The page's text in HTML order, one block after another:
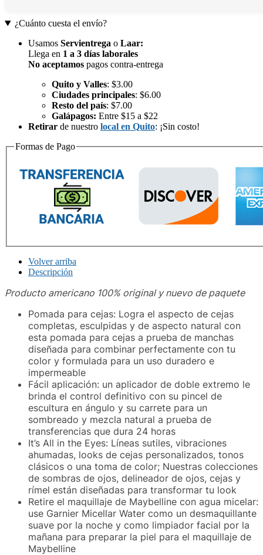
¿Cuánto cuesta el envío?
Usamos Servientrega o Laar:
Llega en 1 a 3 días laborales
No aceptamos pagos contra-entrega
Quito y Valles: $3.00
Ciudades principales: $6.00
Resto del país: $7.00
Galápagos: Entre $15 a $22
Retirar de nuestro local en Quito: ¡Sin costo!
Formas de Pago
Volver arriba
Descripción
Producto americano 100% original y nuevo de paquete
Pomada para cejas: Logra el aspecto de cejas
completas, esculpidas y de aspecto natural con
esta pomada para cejas a prueba de manchas
diseñada para combinar perfectamente con tu
color y formulada para un uso duradero e
impermeable
Fácil aplicación: un aplicador de doble extremo le
brinda el control definitivo con su pincel de
escultura en ángulo y su carrete para un
sombreado y mezcla natural a prueba de
transferencias que dura 24 horas
It’s All in the Eyes: Líneas sutiles, vibraciones
ahumadas, looks de cejas personalizados, tonos
clásicos o una toma de color; Nuestras colecciones
de sombras de ojos, delineador de ojos, cejas y
rímel están diseñadas para transformar tu look
Retire el maquillaje de Maybelline con agua micelar:
use Garnier Micellar Water como un desmaquillante
suave por la noche y como limpiador facial por la
mañana para preparar la piel para el maquillaje de
Maybelline